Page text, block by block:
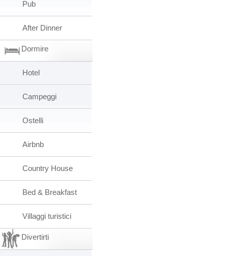
Pub
After Dinner
Dormire
Hotel
Campeggi
Ostelli
Airbnb
Country House
Bed & Breakfast
Villaggi turistici
Divertirti